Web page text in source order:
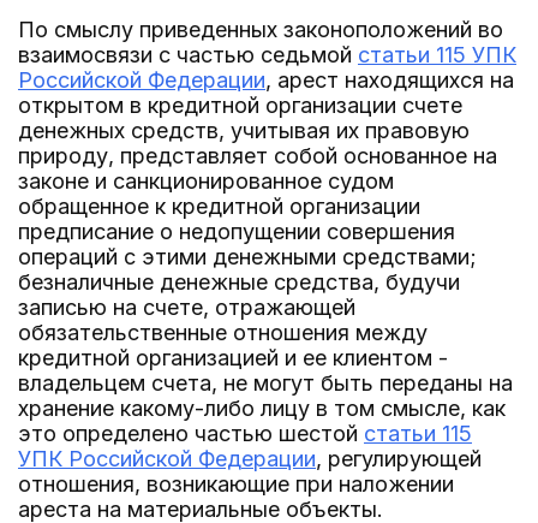
По смыслу приведенных законоположений во
взаимосвязи с частью седьмой статьи 115 УПК
Российской Федерации, арест находящихся на
открытом в кредитной организации счете
денежных средств, учитывая их правовую
природу, представляет собой основанное на
законе и санкционированное судом
обращенное к кредитной организации
предписание о недопущении совершения
операций с этими денежными средствами;
безналичные денежные средства, будучи
записью на счете, отражающей
обязательственные отношения между
кредитной организацией и ее клиентом -
владельцем счета, не могут быть переданы на
хранение какому-либо лицу в том смысле, как
это определено частью шестой статьи 115
УПК Российской Федерации, регулирующей
отношения, возникающие при наложении
ареста на материальные объекты.